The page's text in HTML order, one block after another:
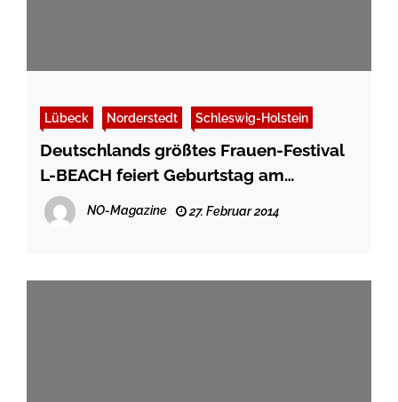
Lübeck Norderstedt Schleswig-Holstein
Deutschlands größtes Frauen-Festival
L-BEACH feiert Geburtstag am
Weissenhäuser Strand
NO-Magazine 27. Februar 2014